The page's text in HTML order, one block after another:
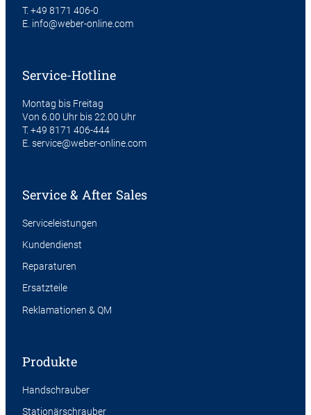
T. +49 8171 406-0
E. info@weber-online.com
Service-Hotline
Montag bis Freitag
Von 6.00 Uhr bis 22.00 Uhr
T. +49 8171 406-444
E. service@weber-online.com
Service & After Sales
Serviceleistungen
Kundendienst
Reparaturen
Ersatzteile
Reklamationen & QM
Produkte
Handschrauber
Stationärschrauber